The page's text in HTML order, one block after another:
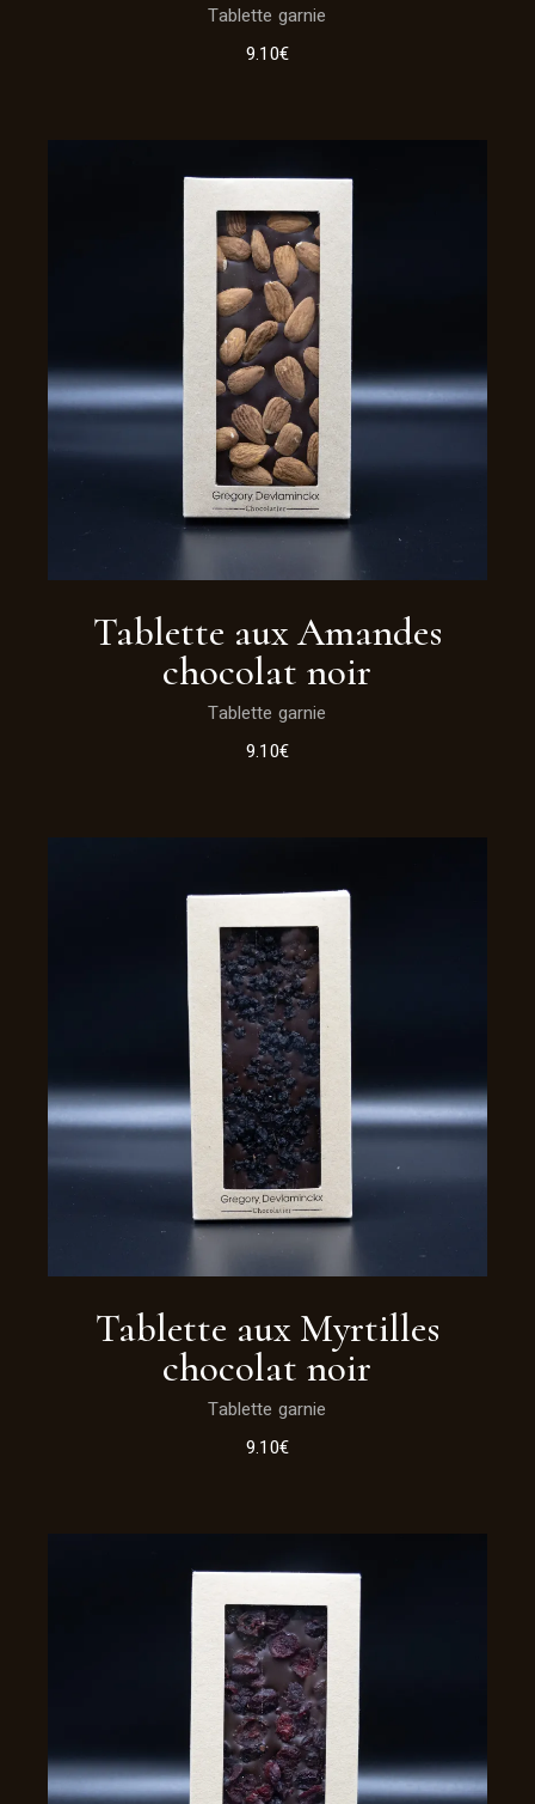
Tablette garnie
9.10€
Tablette aux Amandes
chocolat noir
Tablette garnie
9.10€
Tablette aux Myrtilles
chocolat noir
Tablette garnie
9.10€